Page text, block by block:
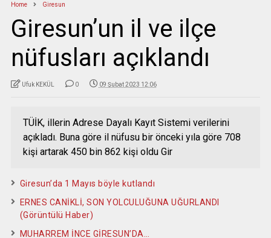
Home Giresun
Giresun’un il ve ilçe
nüfusları açıklandı
Ufuk KEKÜL 0 09 Şubat 2023 12:06
TÜİK, illerin Adrese Dayalı Kayıt Sistemi verilerini
açıkladı. Buna göre il nüfusu bir önceki yıla göre 708
kişi artarak 450 bin 862 kişi oldu Gir
Giresun’da 1 Mayıs böyle kutlandı
ERNES CANİKLİ, SON YOLCULUĞUNA UĞURLANDI
(Görüntülü Haber)
MUHARREM İNCE GİRESUN’DA…